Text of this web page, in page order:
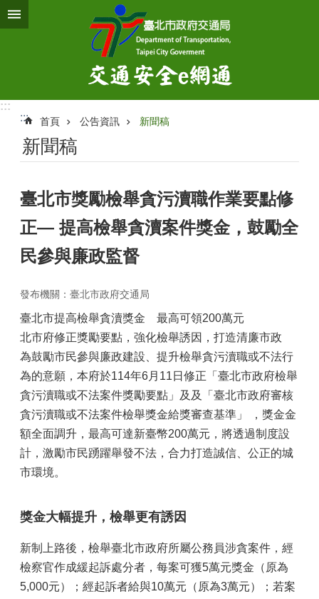
跳到主要內容區塊
:::
:::
首頁 公告資訊 新聞稿
新聞稿
臺北市獎勵檢舉貪污瀆職作業要點修
正— 提高檢舉貪瀆案件獎金，鼓勵全
民參與廉政監督
發布機關：臺北市政府交通局
臺北市提高檢舉貪瀆獎金 最高可領200萬元
北市府修正獎勵要點，強化檢舉誘因，打造清廉市政
為鼓勵市民參與廉政建設、提升檢舉貪污瀆職或不法行
為的意願，本府於114年6月11日修正「臺北市政府檢舉
貪污瀆職或不法案件獎勵要點」及及「臺北市政府審核
貪污瀆職或不法案件檢舉獎金給獎審查基準」 ，獎金金
額全面調升，最高可達新臺幣200萬元，將透過制度設
計，激勵市民踴躍舉發不法，合力打造誠信、公正的城
市環境。
獎金大幅提升，檢舉更有誘因
新制上路後，檢舉臺北市政府所屬公務員涉貪案件，經
檢察官作成緩起訴處分者，每案可獲5萬元獎金（原為
5,000元）；經起訴者給與10萬元（原為3萬元）；若案